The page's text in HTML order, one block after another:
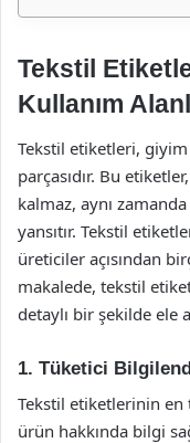
Tekstil
Kullanım
Tekstil etiketleri,
parçasıdır. Bu
kalmaz, aynı
yansıtır. Tekstil
üreticiler açısından
makalede, tekstil
detaylı bir şekilde ele
1. Tüketici
Tekstil etiketlerinin
ürün hakkında bilgi